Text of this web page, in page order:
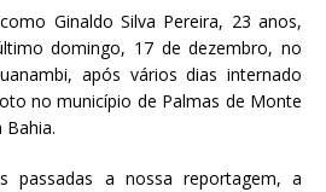
Ginaldo Silva Pereira, 23 anos,
domingo, 17 de dezembro, no
após vários dias internado
no município de Palmas de Monte
Bahia.
passadas a nossa reportagem, a